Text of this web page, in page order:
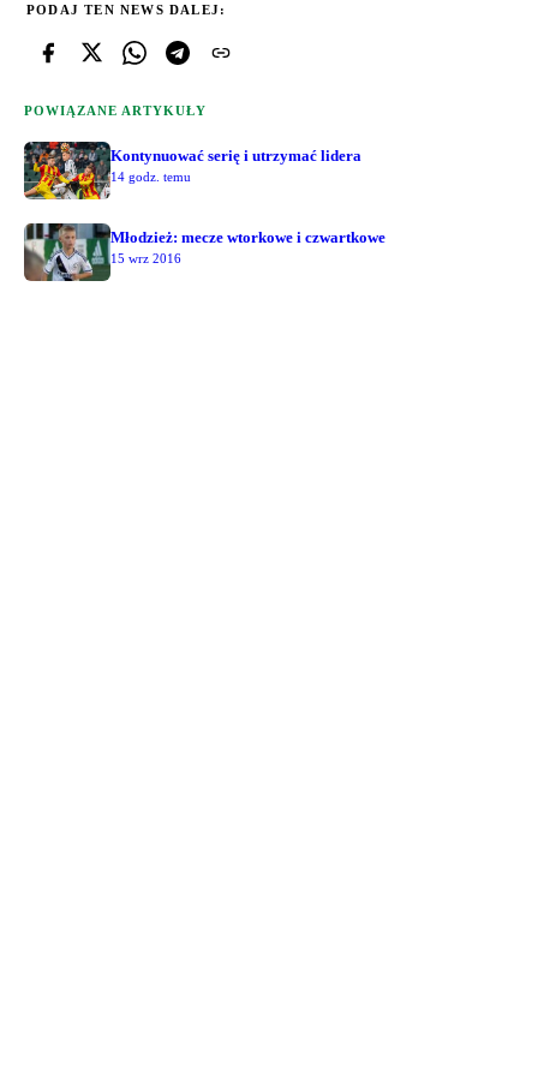
PODAJ TEN NEWS DALEJ:
POWIĄZANE ARTYKUŁY
Kontynuować serię i utrzymać lidera
14 godz. temu
Młodzież: mecze wtorkowe i czwartkowe
15 wrz 2016